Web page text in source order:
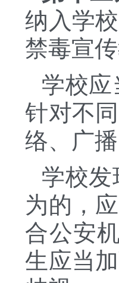
纳入学
禁毒宣
学校应
针对不
络、广
学校发
为的，
合公安
生应当